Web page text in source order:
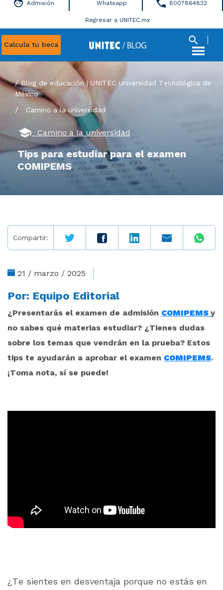
Calcula tu beca
Admisión Whatsapp 8007864832
Regresar a UNITEC.mx
Blog de educación | UNITEC Universidad Tecnológica de
México
/ Camino a la universidad
Camino a la universidad
Tips para estudiar para el examen
COMIPEMS
Compartir:
21 / marzo / 2025
Por: Equipo Editorial
¿Presentarás el examen de admisión COMIPEMS y
no sabes qué materias estudiar? ¿Tienes dudas
sobre los temas que vendrán en la prueba? Estos
tips te ayudarán a aprobar el examen COMIPEMS.
¡Toma nota, sí se puede!
¿Te sientes en desventaja porque no estás en